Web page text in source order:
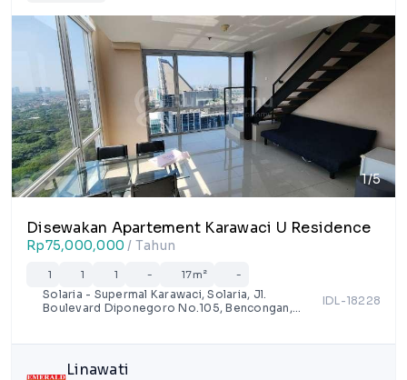
1/5
Disewakan Apartement Karawaci U Residence
Rp75,000,000/ Tahun
1 1 1 - 17m² -
Solaria - Supermal Karawaci, Solaria, Jl.
Boulevard Diponegoro No.105, Bencongan,
IDL-18228
Linawati